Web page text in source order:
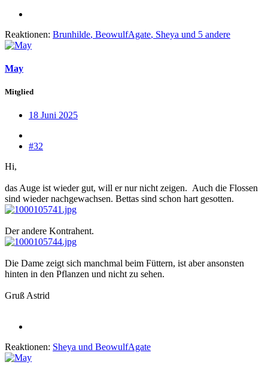
Reaktionen: Brunhilde, BeowulfAgate, Sheya und 5 andere
May
Mitglied
18 Juni 2025
#32
Hi,
das Auge ist wieder gut, will er nur nicht zeigen. Auch die Flossen
sind wieder nachgewachsen. Bettas sind schon hart gesotten.
Der andere Kontrahent.
Die Dame zeigt sich manchmal beim Füttern, ist aber ansonsten
hinten in den Pflanzen und nicht zu sehen.
Gruß Astrid
Reaktionen: Sheya und BeowulfAgate